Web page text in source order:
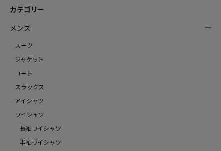
カテゴリー
メンズ
スーツ
ジャケット
コート
スラックス
アイシャツ
ワイシャツ
長袖ワイシャツ
半袖ワイシャツ